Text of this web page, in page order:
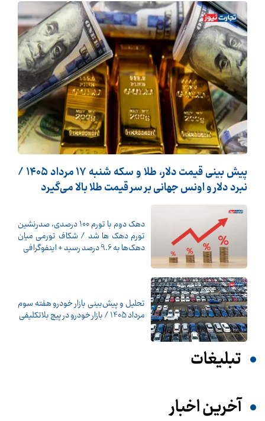
پیش ‌بینی قیمت دلار، طلا و سکه شنبه ۱۷ مرداد ۱۴۰۵ /
نبرد دلار و اونس جهانی بر سر قیمت طلا بالا می‌گیرد
دهک دوم با تورم 100 درصدی، صدرنشین
تورم دهک ها شد / شکاف تورمی میان
دهک‌ها به 9.6 درصد رسید + اینفوگرافی
تحلیل و پیش‌بینی بازار خودرو هفته سوم
مرداد 1405 / بازار خودرو در پیچ بلاتکلیفی
تبلیغات
آخرین اخبار